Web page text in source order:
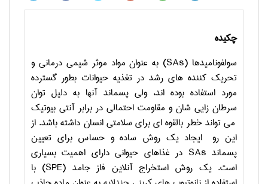
چکیده
سولفونامیدها (SAs) به عنوان مواد موثر شیمی درمانی و
تحریک کننده های رشد در تغذیه حیوانات بطور گسترده
مورد استفاده بوده اند، ولی پسماند آنها به دلیل توان
سرطان زایی شان و مقاومت احتمالی در برابر آنتی بیوتیک
می تواند خطر بالقوه ای برای سلامتی انسان داشته باشد. از
این رو ایجاد یک روش ساده و حساس برای تعیین
پسماند SAs در غذاهای حیوانی دارای اهمیت بسیاری
است. یک روش استخراج آنلاین فاز جامد (SPE) با